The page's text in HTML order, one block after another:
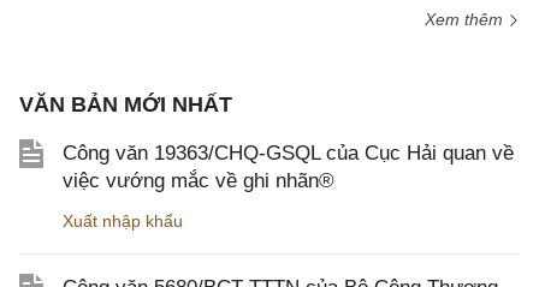
Xem thêm
VĂN BẢN MỚI NHẤT
Công văn 19363/CHQ-GSQL của Cục Hải quan về
việc vướng mắc về ghi nhãn®
Xuất nhập khẩu